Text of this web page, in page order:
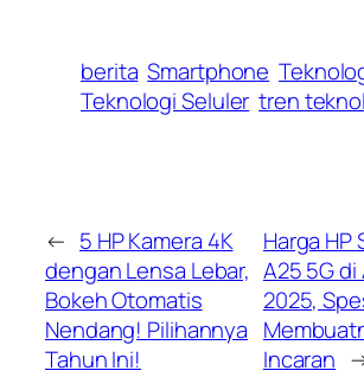
berita Smartphone
Teknologi Seluler tren
← 5 HP Kamera 4K
dengan Lensa Lebar,
Bokeh Otomatis
Nendang! Pilihannya
Tahun Ini!
Harga HP
A25 5G
2025,
Incaran